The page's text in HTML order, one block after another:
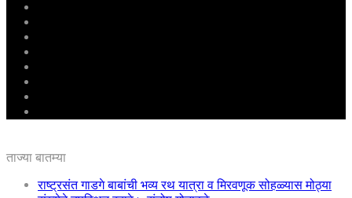
ताज्या बातम्या
राष्ट्रसंत गाडगे बाबांची भव्य रथ यात्रा व मिरवणूक सोहळ्यास मोठ्या